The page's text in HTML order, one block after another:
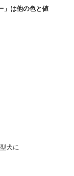
」は他の色と値
犬に